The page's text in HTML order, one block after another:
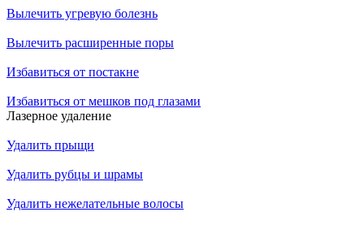
Вылечить угревую болезнь
Вылечить расширенные поры
Избавиться от постакне
Избавиться от мешков под глазами
Лазерное удаление
Удалить прыщи
Удалить рубцы и шрамы
Удалить нежелательные волосы